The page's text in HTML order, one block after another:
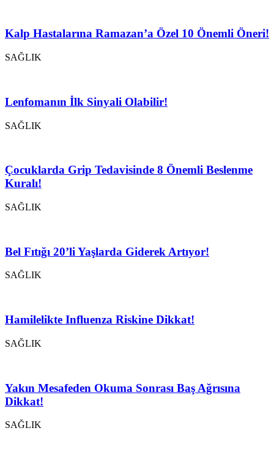
Kalp Hastalarına Ramazan’a Özel 10 Önemli Öneri!
SAĞLIK
Lenfomanın İlk Sinyali Olabilir!
SAĞLIK
Çocuklarda Grip Tedavisinde 8 Önemli Beslenme
Kuralı!
SAĞLIK
Bel Fıtığı 20’li Yaşlarda Giderek Artıyor!
SAĞLIK
Hamilelikte Influenza Riskine Dikkat!
SAĞLIK
Yakın Mesafeden Okuma Sonrası Baş Ağrısına
Dikkat!
SAĞLIK